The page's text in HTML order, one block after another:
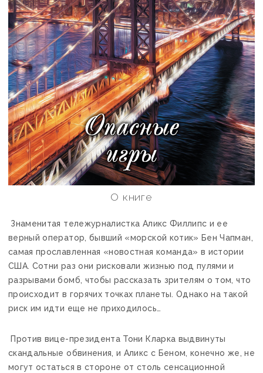
О книге
Знаменитая тележурналистка Аликс Филлипс и ее
верный оператор, бывший «морской котик» Бен Чапман,
самая прославленная «новостная команда» в истории
США. Сотни раз они рисковали жизнью под пулями и
разрывами бомб, чтобы рассказать зрителям о том, что
происходит в горячих точках планеты. Однако на такой
риск им идти еще не приходилось…
Против вице-президента Тони Кларка выдвинуты
скандальные обвинения, и Аликс с Беном, конечно же, не
могут остаться в стороне от столь сенсационной